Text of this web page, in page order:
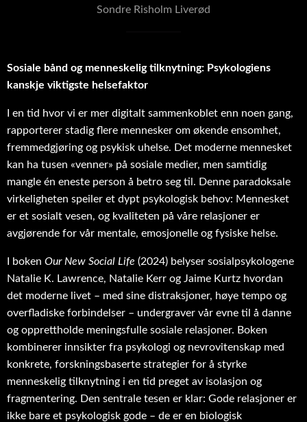
Sondre Risholm Liverød
Sosiale bånd og menneskelig tilknytning: Psykologiens
kanskje viktigste helsefaktor
I en tid hvor vi er mer digitalt sammenkoblet enn noen gang,
rapporterer stadig flere mennesker om økende ensomhet,
fremmedgjøring og psykisk uhelse. Det moderne mennesket
kan ha tusen «venner» på sosiale medier, men samtidig
mangle én eneste person å betro seg til. Denne paradoksale
virkeligheten speiler et dypt psykologisk behov: Mennesket
er et sosialt vesen, og kvaliteten på våre relasjoner er
avgjørende for vår mentale, emosjonelle og fysiske helse.
I boken Our New Social Life (2024) belyser sosialpsykologene
Natalie K. Lawrence, Natalie Kerr og Jaime Kurtz hvordan
det moderne livet – med sine distraksjoner, høye tempo og
overfladiske forbindelser – undergraver vår evne til å danne
og opprettholde meningsfulle sosiale relasjoner. Boken
kombinerer innsikter fra psykologi og nevrovitenskap med
konkrete, forskningsbaserte strategier for å styrke
menneskelig tilknytning i en tid preget av isolasjon og
fragmentering. Den sentrale tesen er klar: Gode relasjoner er
ikke bare et psykologisk gode – de er en biologisk